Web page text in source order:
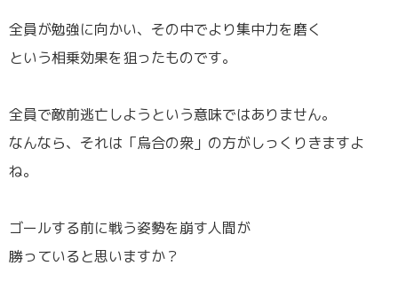
全員が勉強に向かい、その中でより集中力を磨く
という相乗効果を狙ったものです。
全員で敵前逃亡しようという意味ではありません。
なんなら、それは「烏合の衆」の方がしっくりきますよ
ね。
ゴールする前に戦う姿勢を崩す人間が
勝っていると思いますか？